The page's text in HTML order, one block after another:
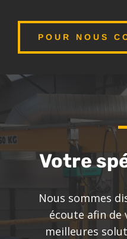
POUR NOUS
Votre
Nous sommes
écoute afin de
meilleures